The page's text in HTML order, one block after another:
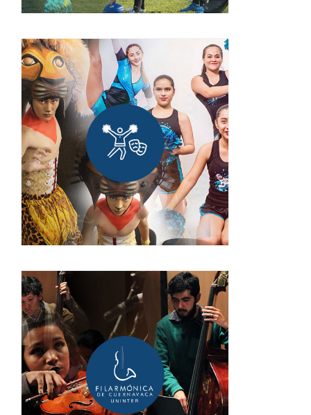
Difusión cultural
¡INGRESA!
Filarmónica UNINTER
¡INGRESA!